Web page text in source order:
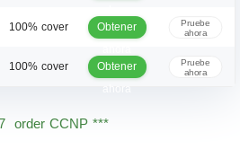
100% cover
Obtener
Pruebe
ahora
100% cover
Obtener
Pruebe
ahora
order CCNP ***